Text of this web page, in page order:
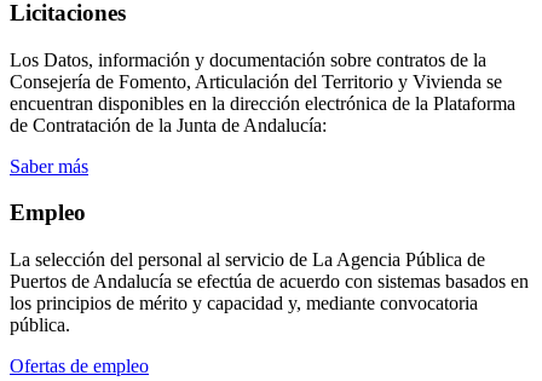
Licitaciones
Los Datos, información y documentación sobre contratos de la
Consejería de Fomento, Articulación del Territorio y Vivienda se
encuentran disponibles en la dirección electrónica de la Plataforma
de Contratación de la Junta de Andalucía:
Saber más
Empleo
La selección del personal al servicio de La Agencia Pública de
Puertos de Andalucía se efectúa de acuerdo con sistemas basados en
los principios de mérito y capacidad y, mediante convocatoria
pública.
Ofertas de empleo